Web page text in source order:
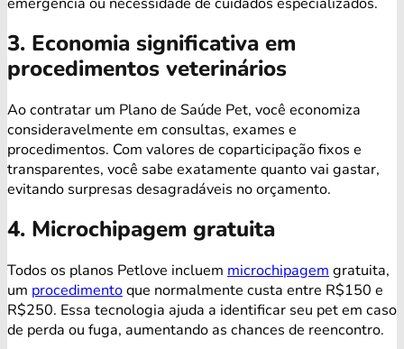
3. Economia significativa em
procedimentos veterinários
Ao contratar um Plano de Saúde Pet, você economiza
consideravelmente em consultas, exames e
procedimentos. Com valores de coparticipação fixos e
transparentes, você sabe exatamente quanto vai gastar,
evitando surpresas desagradáveis no orçamento.
4. Microchipagem gratuita
Todos os planos Petlove incluem microchipagem gratuita,
um procedimentoque normalmente custa entre R$150 e
R$250. Essa tecnologia ajuda a identificar seu pet em caso
de perda ou fuga, aumentando as chances de reencontro.